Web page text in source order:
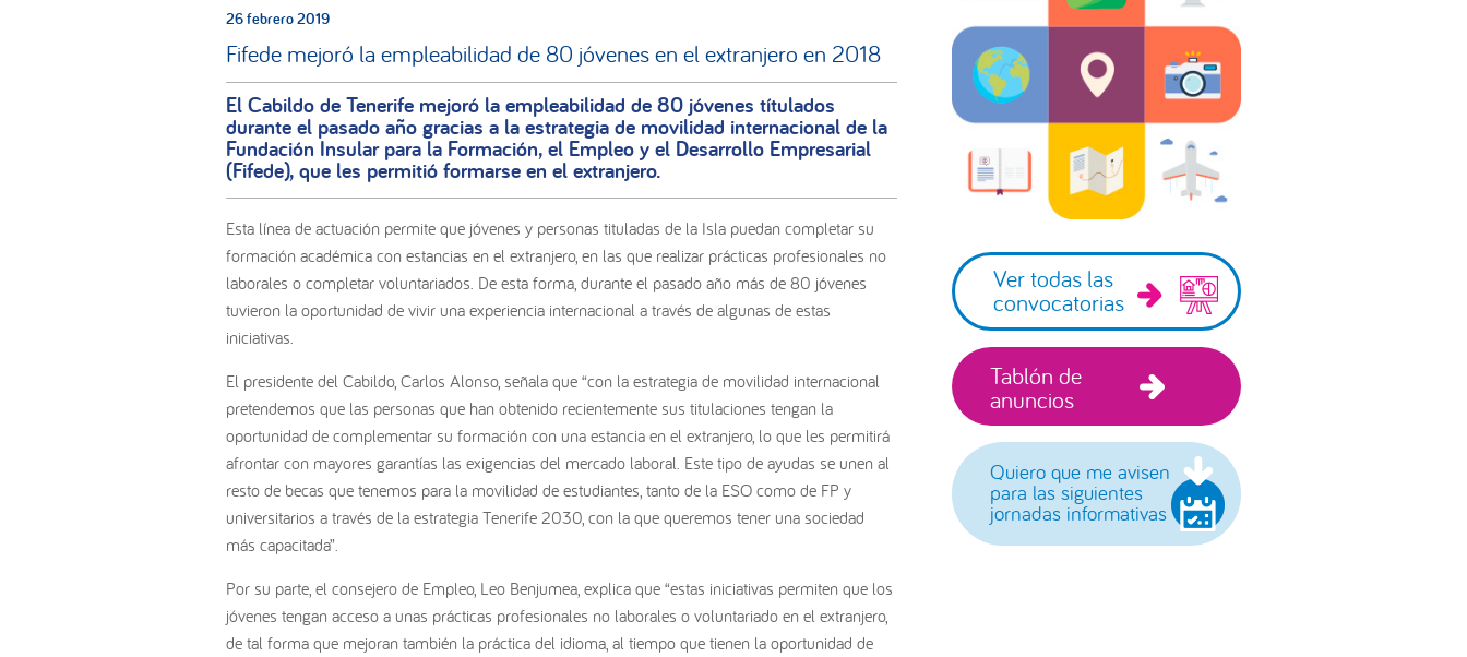
26 febrero 2019
Fifede mejoró la empleabilidad de 80 jóvenes en el extranjero en 2018
El Cabildo de Tenerife mejoró la empleabilidad de 80 jóvenes títulados
durante el pasado año gracias a la estrategia de movilidad internacional de la
Fundación Insular para la Formación, el Empleo y el Desarrollo Empresarial
(Fifede), que les permitió formarse en el extranjero.
Esta línea de actuación permite que jóvenes y personas tituladas de la Isla puedan completar su
formación académica con estancias en el extranjero, en las que realizar prácticas profesionales no
laborales o completar voluntariados. De esta forma, durante el pasado año más de 80 jóvenes
tuvieron la oportunidad de vivir una experiencia internacional a través de algunas de estas
iniciativas.
El presidente del Cabildo, Carlos Alonso, señala que “con la estrategia de movilidad internacional
pretendemos que las personas que han obtenido recientemente sus titulaciones tengan la
oportunidad de complementar su formación con una estancia en el extranjero, lo que les permitirá
afrontar con mayores garantías las exigencias del mercado laboral. Este tipo de ayudas se unen al
resto de becas que tenemos para la movilidad de estudiantes, tanto de la ESO como de FP y
universitarios a través de la estrategia Tenerife 2030, con la que queremos tener una sociedad
más capacitada”.
Por su parte, el consejero de Empleo, Leo Benjumea, explica que “estas iniciativas permiten que los
jóvenes tengan acceso a unas prácticas profesionales no laborales o voluntariado en el extranjero,
de tal forma que mejoran también la práctica del idioma, al tiempo que tienen la oportunidad de
principal
Ver todas las
convocatorias
Tablón de
anuncios
Quiero que me avisen
para las siguientes
jornadas informativas